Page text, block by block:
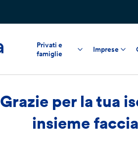
Privati e
famiglie
Imprese
Grazie per la tua
insieme